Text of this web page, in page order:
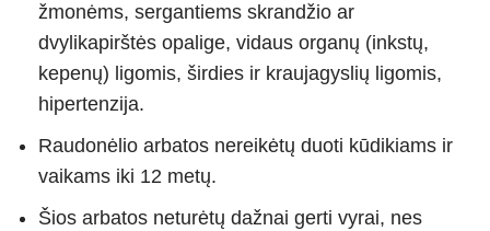
žmonėms, sergantiems skrandžio ar
dvylikapirštės opalige, vidaus organų (inkstų,
kepenų) ligomis, širdies ir kraujagyslių ligomis,
hipertenzija.
Raudonėlio arbatos nereikėtų duoti kūdikiams ir
vaikams iki 12 metų.
Šios arbatos neturėtų dažnai gerti vyrai, nes